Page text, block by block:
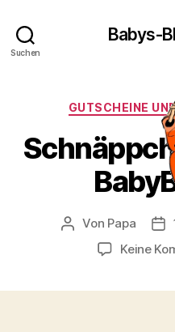
Suchen
Babys-
GUTSCHEINE
Beitragsautor
Von Papa
Keine